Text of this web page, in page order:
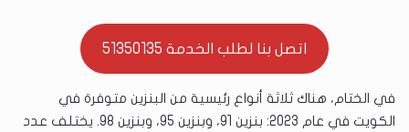
اتصل بنا لطلب الخدمة 51350135
في الختام، هناك ثلاثة أنواع رئيسية من البنزين متوفرة في
الكويت في عام 2023: بنزين 91، وبنزين 95، وبنزين 98. يختلف عدد